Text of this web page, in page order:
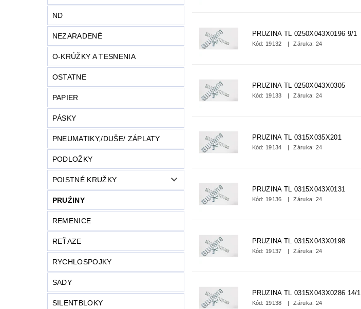
ND
NEZARADENÉ
O-KRÚŽKY A TESNENIA
OSTATNE
PAPIER
PÁSKY
PNEUMATIKY,/DUŠE/ ZÁPLATY
PODLOŽKY
POISTNÉ KRUŽKY
PRUŹINY
REMENICE
REŤAZE
RYCHLOSPOJKY
SADY
SILENTBLOKY
PRUZINA TL 0250X043X0196 9/1
Kód: 19132 Záruka: 24
PRUZINA TL 0250X043X0305
Kód: 19133 Záruka: 24
PRUZINA TL 0315X035X201
Kód: 19134 Záruka: 24
PRUZINA TL 0315X043X0131
Kód: 19136 Záruka: 24
PRUZINA TL 0315X043X0198
Kód: 19137 Záruka: 24
PRUZINA TL 0315X043X0286 14/1
Kód: 19138 Záruka: 24